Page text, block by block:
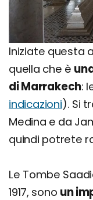
Iniziate questa
quella che è
di Marrakech:
indicazioni). Si
Medina e da
quindi potrete
Le Tombe
1917, sono un